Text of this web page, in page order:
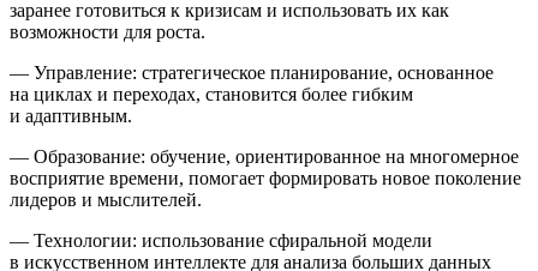
заранее готовиться к кризисам и использовать их как
возможности для роста.
— Управление: стратегическое планирование, основанное
на циклах и переходах, становится более гибким
и адаптивным.
— Образование: обучение, ориентированное на многомерное
восприятие времени, помогает формировать новое поколение
лидеров и мыслителей.
— Технологии: использование сфиральной модели
в искусственном интеллекте для анализа больших данных